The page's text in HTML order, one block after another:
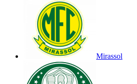
Mirassol